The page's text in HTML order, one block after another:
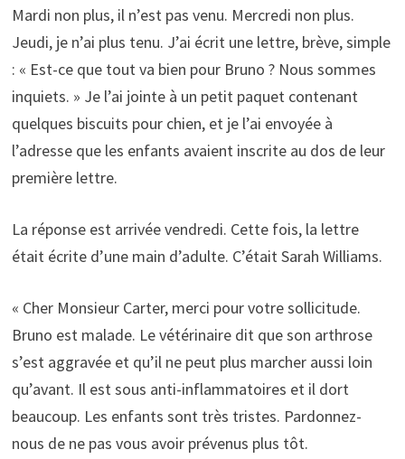
Mardi non plus, il n’est pas venu. Mercredi non plus.
Jeudi, je n’ai plus tenu. J’ai écrit une lettre, brève, simple
: « Est-ce que tout va bien pour Bruno ? Nous sommes
inquiets. » Je l’ai jointe à un petit paquet contenant
quelques biscuits pour chien, et je l’ai envoyée à
l’adresse que les enfants avaient inscrite au dos de leur
première lettre.
La réponse est arrivée vendredi. Cette fois, la lettre
était écrite d’une main d’adulte. C’était Sarah Williams.
« Cher Monsieur Carter, merci pour votre sollicitude.
Bruno est malade. Le vétérinaire dit que son arthrose
s’est aggravée et qu’il ne peut plus marcher aussi loin
qu’avant. Il est sous anti-inflammatoires et il dort
beaucoup. Les enfants sont très tristes. Pardonnez-
nous de ne pas vous avoir prévenus plus tôt.